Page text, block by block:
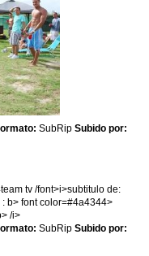
SubRip Subido por:
tv /font>i>subtitulo de:
b> font color=#4a4344>
/i>
SubRip Subido por: